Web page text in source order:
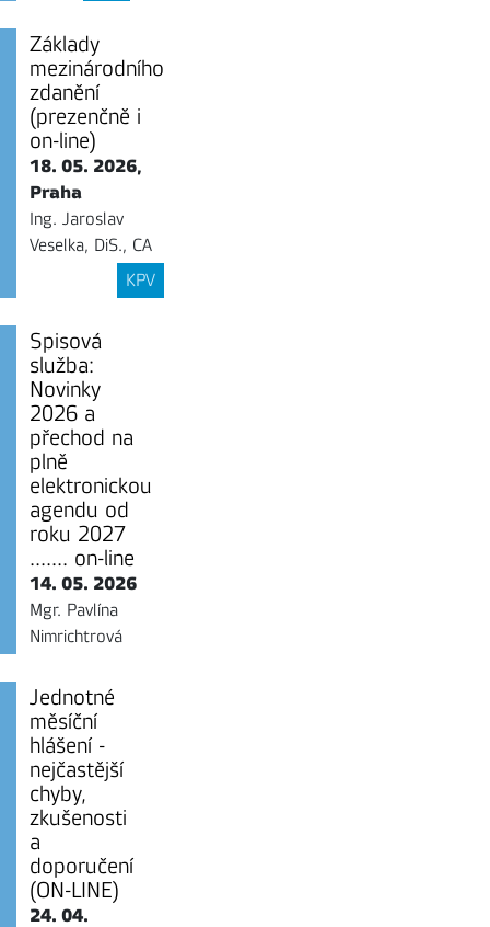
Základy
mezinárodního
zdanění
(prezenčně i
on-line)
18. 05. 2026,
Praha
Ing. Jaroslav
Veselka, DiS., CA
KPV
Spisová
služba:
Novinky
2026 a
přechod na
plně
elektronickou
agendu od
roku 2027
....... on-line
14. 05. 2026
Mgr. Pavlína
Nimrichtrová
Jednotné
měsíční
hlášení -
nejčastější
chyby,
zkušenosti
a
doporučení
(ON-LINE)
24. 04.